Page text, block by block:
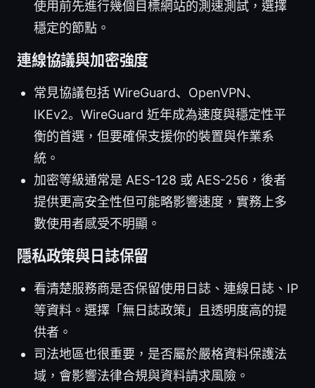
使用前先進行幾個目標網站的測速測試，選擇
穩定的節點。
連線協議與加密強度
常見協議包括 WireGuard、OpenVPN、
IKEv2。WireGuard 近年成為速度與穩定性平
衡的首選，但要確保支援你的裝置與作業系
統。
加密等級通常是 AES-128 或 AES-256，後者
提供更高安全性但可能略影響速度，實務上多
數使用者感受不明顯。
隱私政策與日誌保留
看清楚服務商是否保留使用日誌、連線日誌、IP
等資料。選擇「無日誌政策」且透明度高的提
供者。
司法地區也很重要，是否屬於嚴格資料保護法
域，會影響法律合規與資料請求風險。